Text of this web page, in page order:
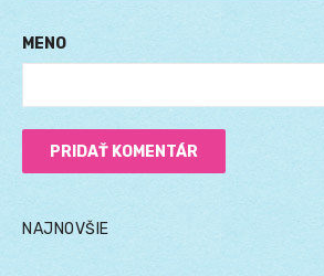
MENO
NAJNOVŠIE